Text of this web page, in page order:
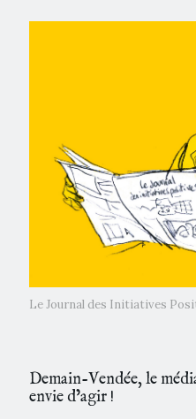
Le Journal des Initiatives
Demain-Vendée, le
envie d’agir !